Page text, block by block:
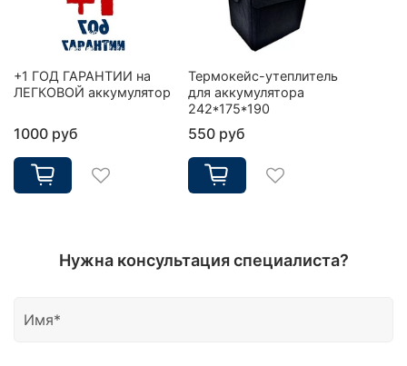
+1 ГОД ГАРАНТИИ на
ЛЕГКОВОЙ аккумулятор
1000 руб
Термокейс-утеплитель
для аккумулятора
242*175*190
550 руб
Нужна консультация специалиста?